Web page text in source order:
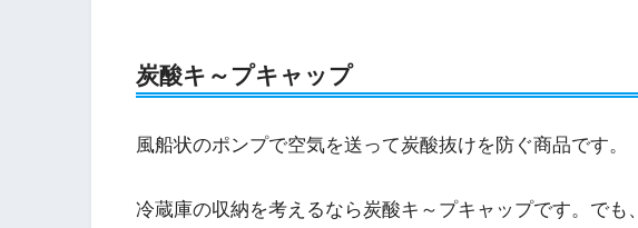
炭酸キ～プキャップ
風船状のポンプで空気を送って炭酸抜けを防ぐ商品です。
冷蔵庫の収納を考えるなら炭酸キ～プキャップです。でも